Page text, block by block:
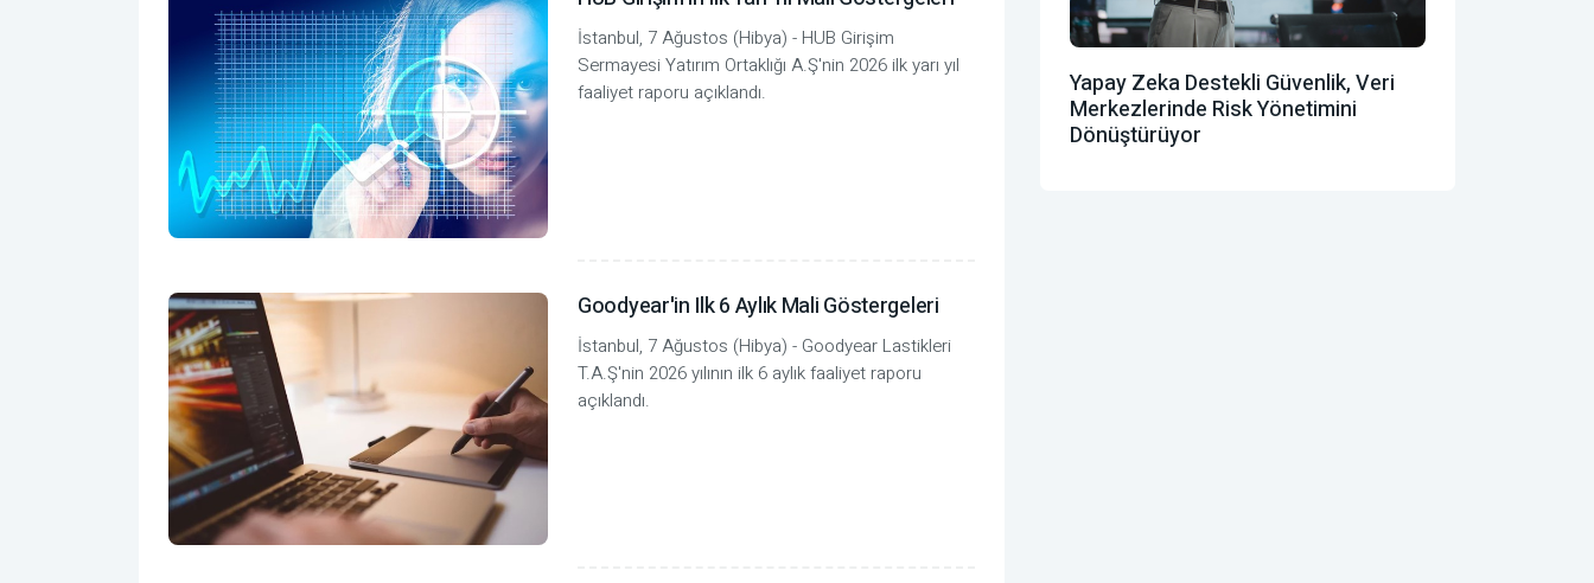
İstanbul, 7 Ağustos (Hibya) - HUB Girişim
Sermayesi Yatırım Ortaklığı A.Ş'nin 2026 ilk yarı yıl
faaliyet raporu açıklandı.
Goodyear'in Ilk 6 Aylık Mali Göstergeleri
İstanbul, 7 Ağustos (Hibya) - Goodyear Lastikleri
T.A.Ş'nin 2026 yılının ilk 6 aylık faaliyet raporu
açıklandı.
Yapay Zeka Destekli Güvenlik, Veri
Merkezlerinde Risk Yönetimini
Dönüştürüyor